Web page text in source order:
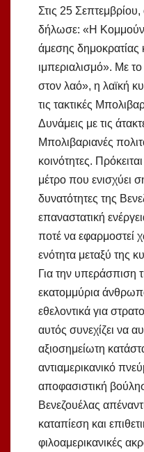
Στις 25
δήλωσε: «Η Κομμούνα
άμεσης δημοκρατίας
ιμπεριαλισμό». Με
στον λαό», η λαϊκή
τις τακτικές
Δυνάμεις με τις
Μπολιβαριανές
κοινότητες.
μέτρο που ενισχύει
δυνατότητες της
επαναστατική
ποτέ να εφαρμοστεί
ενότητα μεταξύ της
Για την υπεράσπιση
εκατομμύρια
εθελοντικά για
αυτός συνεχίζει να
αξιοσημείωτη
αντιαμερικανικό
αποφασιστική
Βενεζουέλας
καταπίεση και
φιλοαμερικανικές